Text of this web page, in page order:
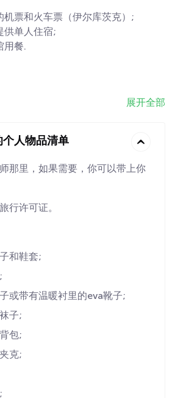
机票和火车票（伊尔库茨克）;
供单人住宿;
用餐.
展开全部
人物品清单
那里，如果需要，你可以带上你
行许可证。
和鞋套;
或带有温暖衬里的eva靴子;
子;
包;
克;